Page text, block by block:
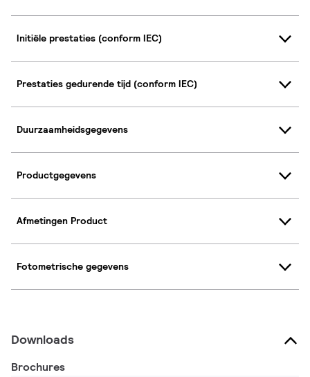
Initiële prestaties (conform IEC)
Prestaties gedurende tijd (conform IEC)
Duurzaamheidsgegevens
Productgegevens
Afmetingen Product
Fotometrische gegevens
Downloads
Brochures